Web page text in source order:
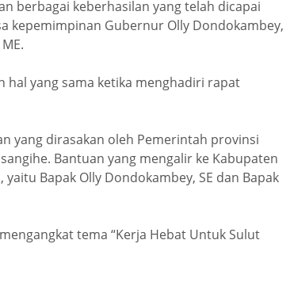
berbagai keberhasilan yang telah dicapai
kepemimpinan Gubernur Olly Dondokambey,
hal yang sama ketika menghadiri rapat
yang dirasakan oleh Pemerintah provinsi
Bantuan yang mengalir ke Kabupaten
Bapak Olly Dondokambey, SE dan Bapak
tema “Kerja Hebat Untuk Sulut